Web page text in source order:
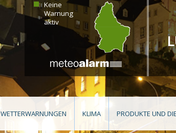
Keine
Warnung
aktiv
WETTERWARNUNGEN KLIMA PRODUKTE UND